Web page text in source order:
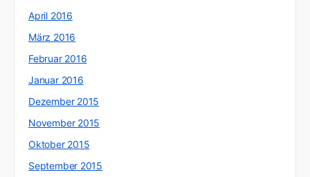
April 2016
März 2016
Februar 2016
Januar 2016
Dezember 2015
November 2015
Oktober 2015
September 2015